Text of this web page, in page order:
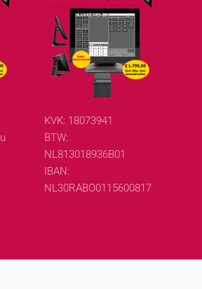
KVK: 18073941
BTW:
NL813018936B01
IBAN:
NL30RABO0115600817